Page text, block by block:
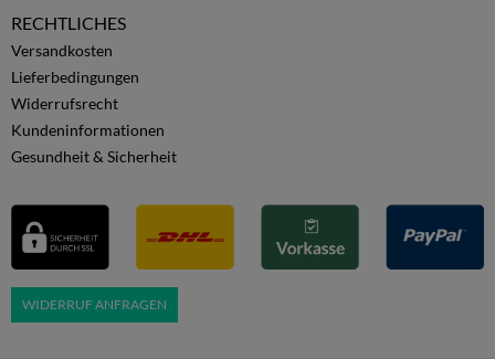
RECHTLICHES
Versandkosten
Lieferbedingungen
Widerrufsrecht
Kundeninformationen
Gesundheit & Sicherheit
WIDERRUF ANFRAGEN